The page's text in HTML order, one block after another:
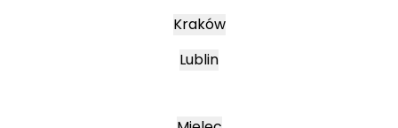
Kraków
Lublin